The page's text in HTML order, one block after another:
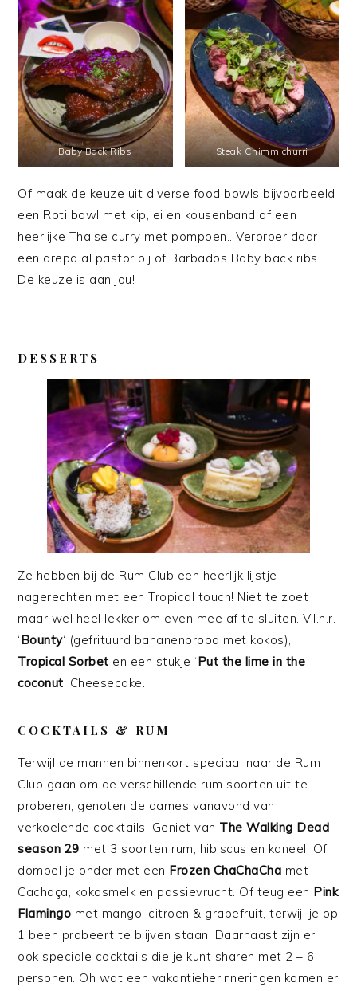
Baby Back Ribs Steak Chimmichurri
Of maak de keuze uit diverse food bowls bijvoorbeeld
een Roti bowl met kip, ei en kousenband of een
heerlijke Thaise curry met pompoen.. Verorber daar
een arepa al pastor bij of Barbados Baby back ribs.
De keuze is aan jou!
DESSERTS
Ze hebben bij de Rum Club een heerlijk lijstje
nagerechten met een Tropical touch! Niet te zoet
maar wel heel lekker om even mee af te sluiten. V.l.n.r.
‘ Bounty‘ (gefrituurd bananenbrood met kokos),
Tropical Sorbet en een stukje ‘ Put the lime in the
coconut‘ Cheesecake.
COCKTAILS & RUM
Terwijl de mannen binnenkort speciaal naar de Rum
Club gaan om de verschillende rum soorten uit te
proberen, genoten de dames vanavond van
verkoelende cocktails. Geniet van The Walking Dead
season 29 met 3 soorten rum, hibiscus en kaneel. Of
dompel je onder met een Frozen ChaChaCha met
Cachaça, kokosmelk en passievrucht. Of teug een Pink
Flamingo met mango, citroen & grapefruit, terwijl je op
1 been probeert te blijven staan. Daarnaast zijn er
ook speciale cocktails die je kunt sharen met 2 – 6
personen. Oh wat een vakantieherinneringen komen er